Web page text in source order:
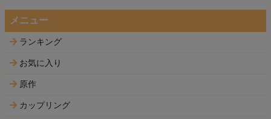
メニュー
ランキング
お気に入り
原作
カップリング